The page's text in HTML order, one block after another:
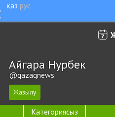
қаз рус
Айгара Нурбек
@qazaqnews
Категориясыз